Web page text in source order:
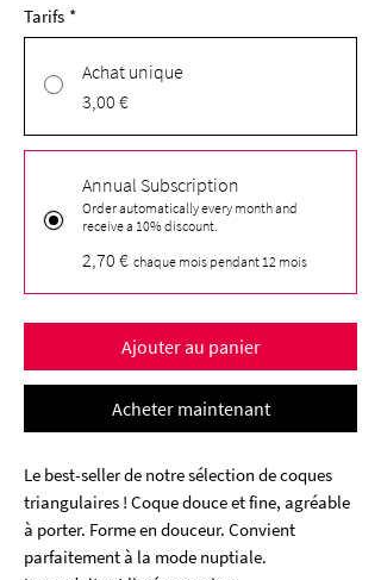
Tarifs *
Achat unique
3,00 €
Annual Subscription
Order automatically every month and
receive a 10% discount.
2,70 € chaque mois pendant 12 mois
Ajouter au panier
Acheter maintenant
Le best-seller de notre sélection de coques
triangulaires ! Coque douce et fine, agréable
à porter. Forme en douceur. Convient
parfaitement à la mode nuptiale.